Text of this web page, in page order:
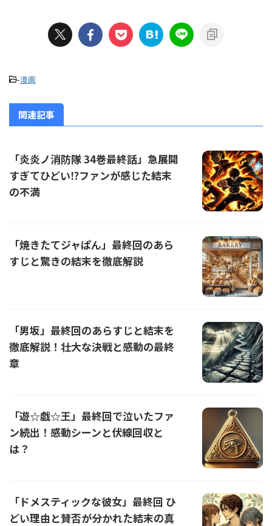
-漫画
関連記事
「炎炎ノ消防隊 34巻最終話」急展開
すぎてひどい⁉︎ファンが感じた結末
の不満
「焼きたてジャぱん」最終回のあら
すじと驚きの結末を徹底解説
「男坂」最終回のあらすじと結末を
徹底解説！壮大な決戦と感動の最終
章
「遊☆戯☆王」最終回で泣いたファ
ン続出！感動シーンと伏線回収と
は？
「ドメスティックな彼女」最終回 ひ
どい理由と賛否が分かれた結末の真